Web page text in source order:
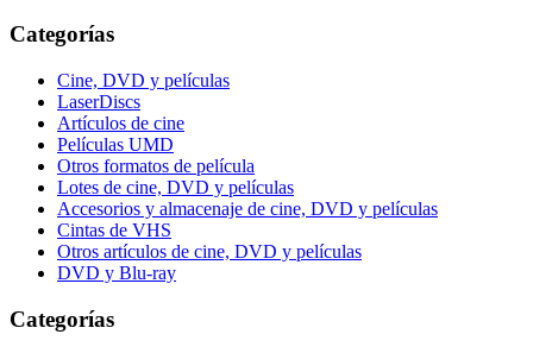
Categorías
Cine, DVD y películas
LaserDiscs
Artículos de cine
Películas UMD
Otros formatos de película
Lotes de cine, DVD y películas
Accesorios y almacenaje de cine, DVD y películas
Cintas de VHS
Otros artículos de cine, DVD y películas
DVD y Blu-ray
Categorías